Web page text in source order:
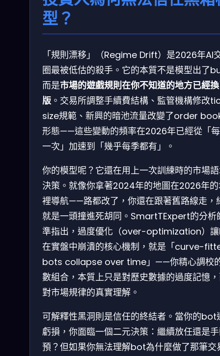
型？
「規則漂移」（Regime Drift）是2026年AI
圈最被低估的殺手。它的本質不是模型出了
而是市場的遊戲規則在你不知道的地方已經
版。交易所調整手續費結構、監管機構修改
size規範、新興的暗池流量改變了order
形態——這些變動的頻率在2026年已經從「
一次」加速到「幾乎每季都有」。
你的模型呢？它還在用上一次訓練時的市場
決策。就像你拿著2024年的地圖在2026年
裡導航——路都改了，你還在跟著舊路線走，
就是一頭撞進死胡同。SmartTExpert的分析
準指出，過度優化（over-optimization）
在實盤中崩潰的核心機制，就是「curve-
bots collapse over time」——你精心調校
數組合，本質上只是對歷史數據的過度記憶
對市場規律的真實理解。
可解釋性黑洞則是信任的終結者。當你的bot
虧損，你面臨一個二元決策：繼續放任還是
預？但如果你無法理解bot為什麼做了那筆交